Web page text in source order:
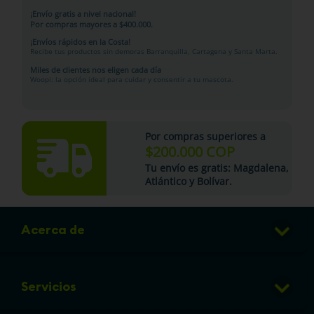
¡Envío gratis a nivel nacional!
Por compras mayores a $400.000.
¡Envíos rápidos en la Costa!
Recibe tus productos sin demoras Barranquilla, Cartagena y Santa Marta.
Miles de clientes nos eligen cada día
Woopi: la opción ideal para cuidar y consentir a tu mascota.
Por compras superiores a
$200.000 COP
Tu envío es gratis: Magdalena,
Atlántico y Bolívar.
Acerca de
Club de Puntos
Servicios